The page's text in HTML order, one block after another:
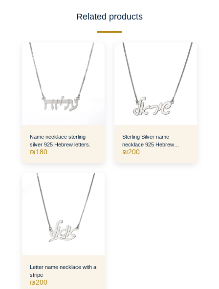
Related products
Name necklace sterling
silver 925 Hebrew letters.
₪180
Sterling Silver name
necklace 925 Hebrew
letters writing.
₪200
Letter name necklace with a
stripe
₪200